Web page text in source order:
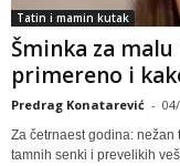
Tatin i mamin kutak
Šminka za
primereno i
Predrag Konatarević -
Za četrnaest godina: nežan
tamnih senki i prevelikih